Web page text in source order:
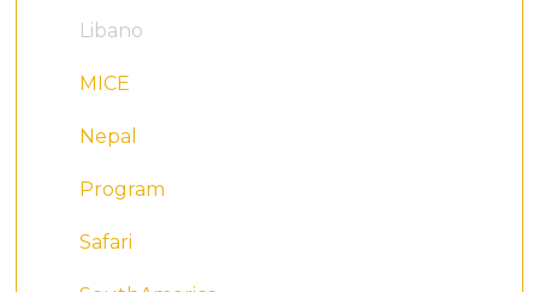
Libano
MICE
Nepal
Program
Safari